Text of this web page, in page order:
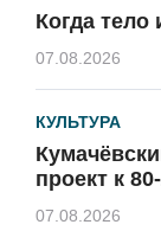
Когда тело
07.08.2026
КУЛЬТУРА
проект к
07.08.2026